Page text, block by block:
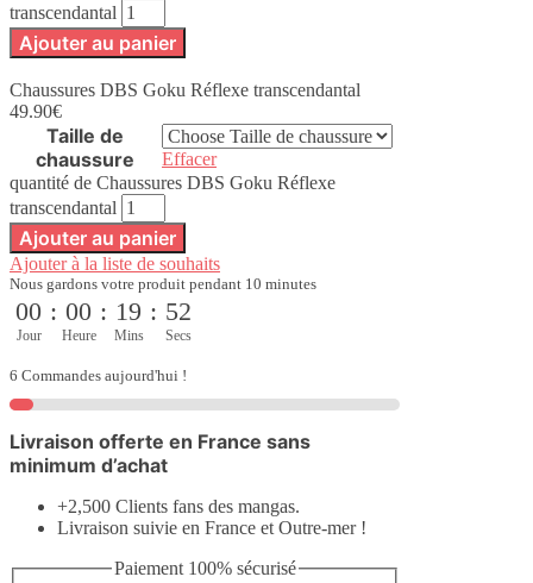
transcendantal
Ajouter au panier
Chaussures DBS Goku Réflexe transcendantal
49.90€
Taille de
chaussure
Effacer
quantité de Chaussures DBS Goku Réflexe
transcendantal
Ajouter au panier
Ajouter à la liste de souhaits
Nous gardons votre produit pendant 10 minutes
00
Jour
: 00
Heure
: 19
Mins
: 51
Secs
6 Commandes aujourd'hui !
Livraison offerte en France sans
minimum d’achat
+2,500 Clients fans des mangas.
Livraison suivie en France et Outre-mer !
Paiement 100% sécurisé